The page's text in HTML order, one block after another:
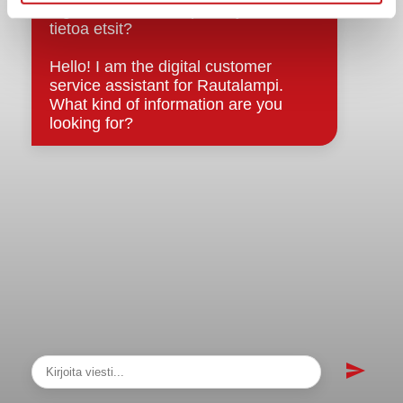
sopimukset
Asiakirjajulkisuuskuvaus
Evästeet
Saavutettavuusseloste
Tietosuoja
Tietosuojaselosteet